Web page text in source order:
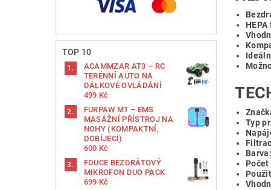
TOP 10
ACAMMZAR AT3 – RC
TERÉNNÍ AUTO NA
DÁLKOVÉ OVLÁDÁNÍ
499 Kč
FURPAW M1 – EMS
MASÁŽNÍ PŘÍSTROJ NA
NOHY (KOMPAKTNÍ,
DOBÍJECÍ)
600 Kč
FDUCE BEZDRÁTOVÝ
MIKROFON DUO PACK
699 Kč
Typ
Počet